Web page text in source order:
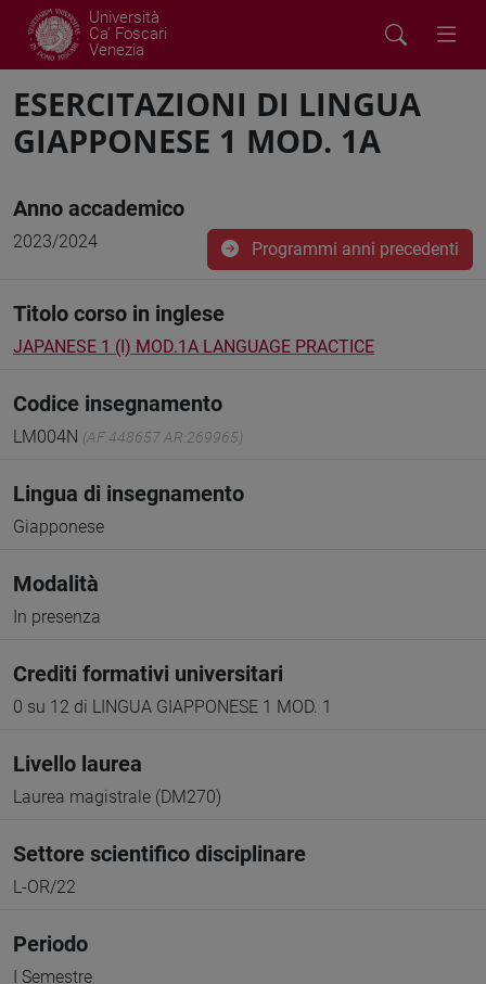
Università
Ca' Foscari
Venezia
ESERCITAZIONI DI LINGUA
GIAPPONESE 1 MOD. 1A
Anno accademico
2023/2024 Programmi anni precedenti
Titolo corso in inglese
JAPANESE 1 (I) MOD.1A LANGUAGE PRACTICE
Codice insegnamento
LM004N (AF:448657 AR:269965)
Lingua di insegnamento
Giapponese
Modalità
In presenza
Crediti formativi universitari
0 su 12 di LINGUA GIAPPONESE 1 MOD. 1
Livello laurea
Laurea magistrale (DM270)
Settore scientifico disciplinare
L-OR/22
Periodo
I Semestre